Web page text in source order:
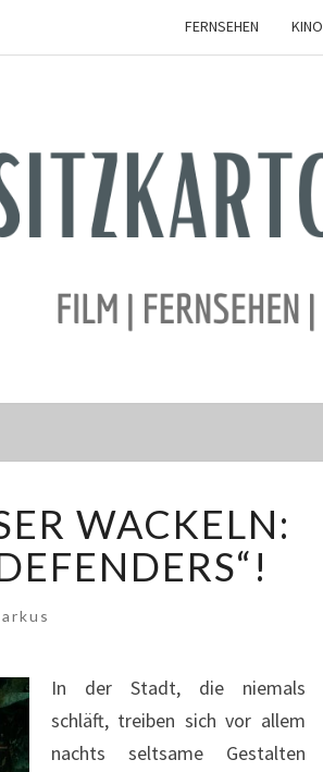
FERNSEHEN KINO
WACKELN:
In der Stadt, die niemals
schläft, treiben sich vor allem
nachts seltsame Gestalten